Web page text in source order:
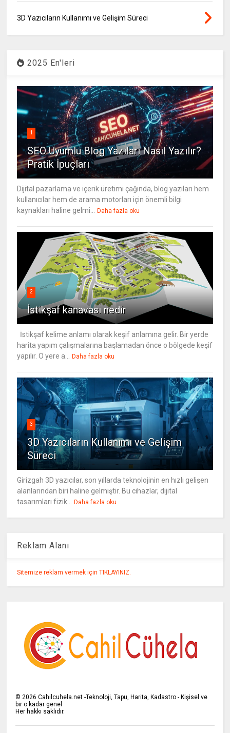
3D Yazıcıların Kullanımı ve Gelişim Süreci
2025 En'leri
1
SEO Uyumlu Blog Yazıları Nasıl Yazılır?
Pratik İpuçları
Dijital pazarlama ve içerik üretimi çağında, blog yazıları hem
kullanıcılar hem de arama motorları için önemli bilgi
kaynakları haline gelmi... Daha fazla oku
2
İstikşaf kanavası nedir
İstikşaf kelime anlamı olarak keşif anlamına gelir. Bir yerde
harita yapım çalışmalarına başlamadan önce o bölgede keşif
yapılır. O yere a... Daha fazla oku
3
3D Yazıcıların Kullanımı ve Gelişim
Süreci
Girizgah 3D yazıcılar, son yıllarda teknolojinin en hızlı gelişen
alanlarından biri haline gelmiştir. Bu cihazlar, dijital
tasarımları fizik... Daha fazla oku
Reklam Alanı
Sitemize reklam vermek için TIKLAYINIZ.
©2026 Cahilcuhela.net -Teknoloji, Tapu, Harita, Kadastro - Kişisel ve
bir o kadar genel
Her hakkı saklıdır.